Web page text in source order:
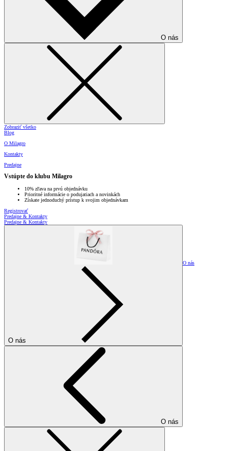
O nás
Zobraziť všetko
Blog
O Milagro
Kontakty
Predajne
Vstúpte do klubu Milagro
10% zľava na prvú objednávku
Prioritné informácie o podujatiach a novinkách
Získate jednoduchý prístup k svojim objednávkam
Registrovať
Predajne & Kontakty
Predajne & Kontakty
O nás
O nás
O nás